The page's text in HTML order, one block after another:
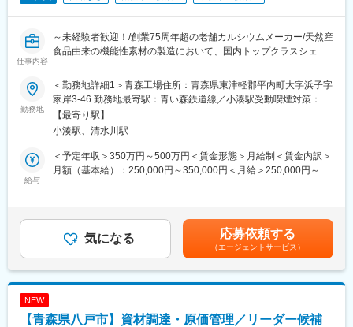
仕事内容
～未経験者歓迎！/創業75周年超の老舗カルシウムメーカー/天然産
食品由来の機能性素材の製造において、国内トップクラスシェア
環境/残業10時間前後/転勤無し/マイカー通勤可・駐車場完備～
■職務内容：
当社にて、食品添加物の製造に従事いただきます。具体的には下
記業務を先輩社員とのOJTを通してお任せいたします。
1. 生産計画のサポート
2. GMP認証取得サポートの補助
- 生産ラインでの簡単な作業
勤務地
＜勤務地詳細1＞青森工場住所：青森県東津軽郡平内町大字浜子字
家岸3-46 勤務地最寄駅：青い森鉄道線／小湊駅受動喫煙対策：屋
内全面禁煙＜勤務地詳細2＞青森第一工場住所：東津軽郡平内町大
字浜子家岸8-1 勤務地最寄駅：青い森鉄道線／小湊駅受動喫煙対
【最寄り駅】
小湊駅、清水川駅
給与
＜予定年収＞350万円～500万円＜賃金形態＞月給制＜賃金内訳＞
月額（基本給）：250,000円～350,000円＜月給＞250,000円～
する可能性があります。月給(月額)は固定手当を含めた表記です。
気になる 応募依頼する
（エージェントサービス）
NEW
【青森県八戸市】資材調達・原価管理／リーダー候補